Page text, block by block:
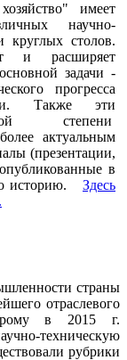
имеет
научно-
круглых столов.
и расширяет
задачи -
прогресса
Также эти
степени
актуальным
(презентации,
в
историю. Здесь
.
страны
отраслевого
в 2015 г.
техническую
рубрики